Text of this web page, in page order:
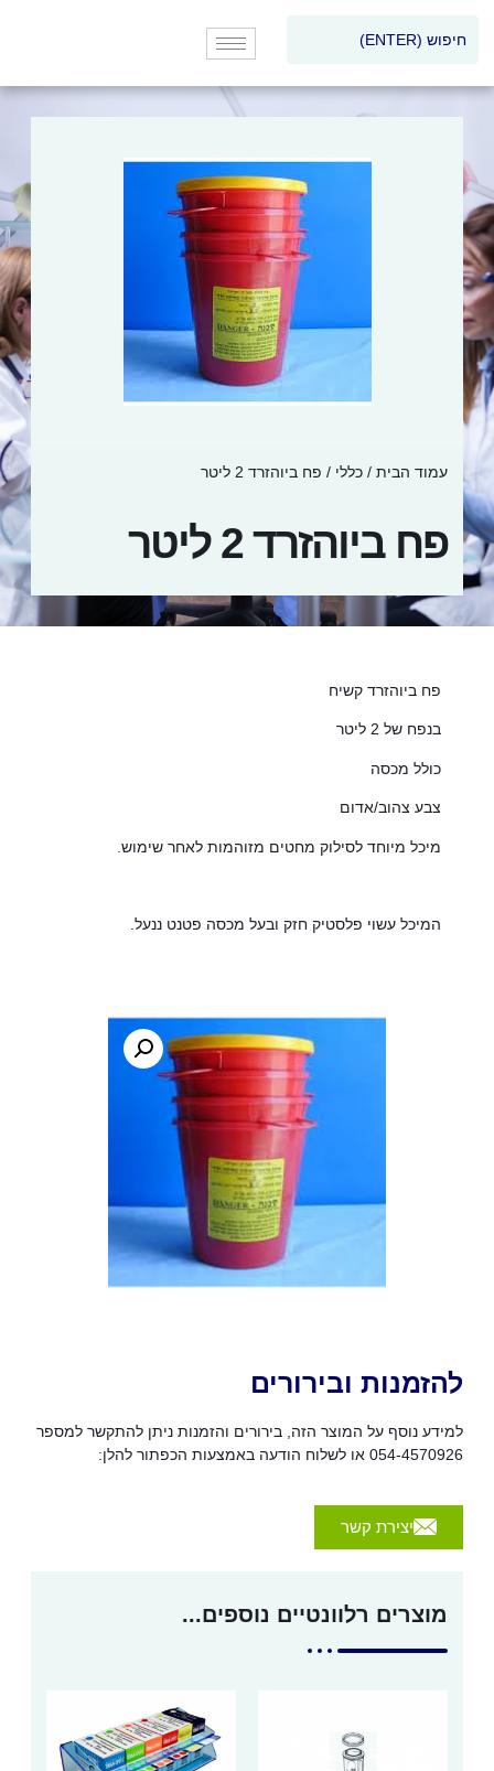
עמוד הבית / כללי / פח ביוהזרד 2 ליטר
פח ביוהזרד 2 ליטר
פח ביוהזרד קשיח
בנפח של 2 ליטר
כולל מכסה
צבע צהוב/אדום
מיכל מיוחד לסילוק מחטים מזוהמות לאחר שימוש.
המיכל עשוי פלסטיק חזק ובעל מכסה פטנט ננעל.
להזמנות ובירורים
למידע נוסף על המוצר הזה, בירורים והזמנות ניתן להתקשר למספר
054-4570926 או לשלוח הודעה באמצעות הכפתור להלן:
יצירת קשר
מוצרים רלוונטיים נוספים...